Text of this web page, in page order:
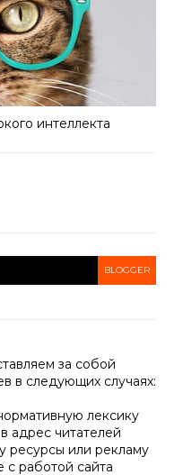
интеллекта
BLOGGER
за собой
в следующих случаях:
лексику
адрес читателей
ресурсы или рекламу
работой сайта